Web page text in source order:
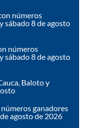
números
sábado 8 de agosto
números
sábado 8 de agosto
Baloto y
ganadores
agosto de 2026